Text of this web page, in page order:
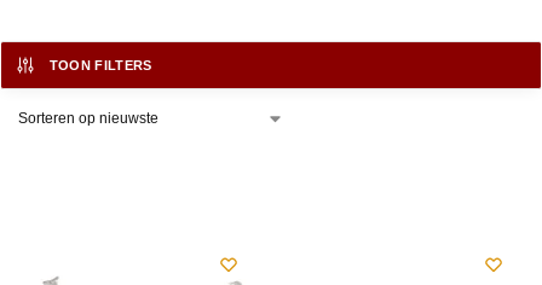
TOON FILTERS